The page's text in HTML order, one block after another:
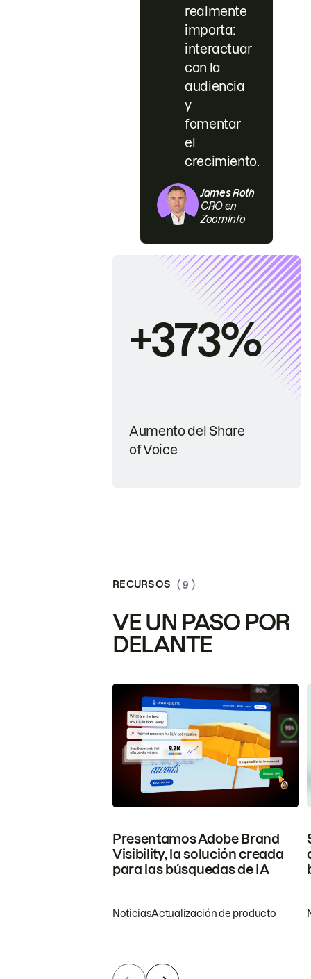
realmente
importa:
interactuar
con la
audiencia
y
fomentar
el
crecimiento.
James Roth
CRO en
ZoomInfo
+373%
Aumento del Share
of Voice
RECURSOS ( 9 )
VE UN PASO POR
DELANTE
Presentamos Adobe Brand
Visibility, la solución creada
para las búsquedas de IA
NoticiasActualización de producto